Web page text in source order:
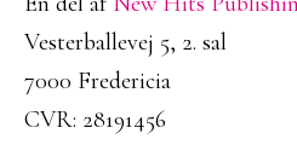
Vesterballevej 5, 2. sal
7000 Fredericia
CVR: 28191456